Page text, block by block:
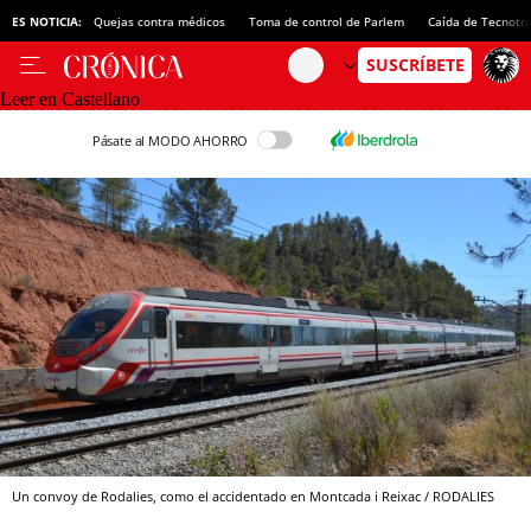
ES NOTICIA: Quejas contra médicos Toma de control de Parlem Caída de
Leer en Castellano
Pásate al MODO AHORRO
Un convoy de Rodalies, como el accidentado en Montcada i Reixac / RODALIES